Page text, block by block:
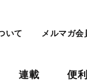
いて メルマガ会
連載 便